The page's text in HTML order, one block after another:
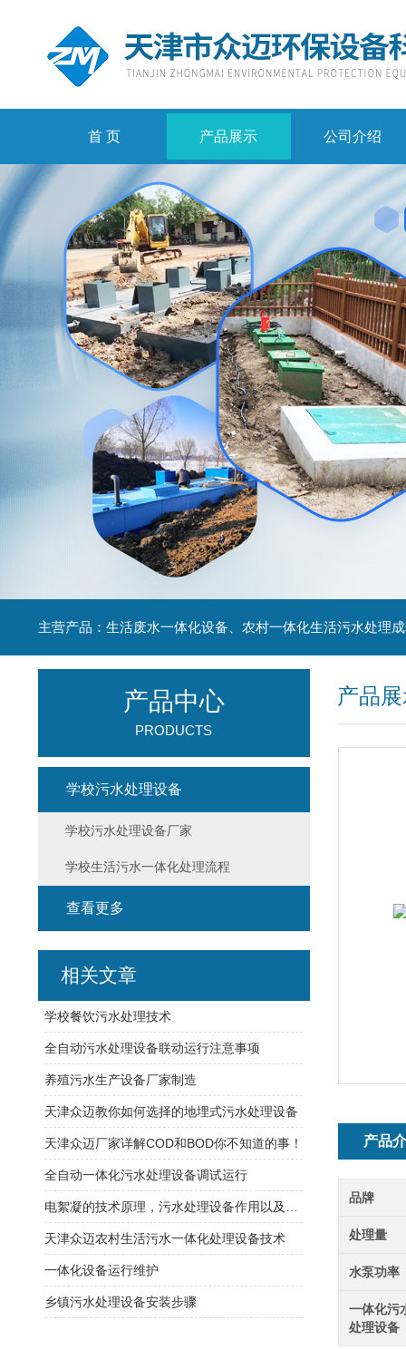
首 页 产品展示 公司介绍
主营产品：生活废水一体化设备、农村一体化生活污水处理
产品
产品
品牌
处理量
水泵功率
一体化污
处理设备
产品中心
PRODUCTS
学校污水处理设备
学校污水处理设备厂家
学校生活污水一体化处理流程
查看更多
相关文章
学校餐饮污水处理技术
全自动污水处理设备联动运行注意事项
养殖污水生产设备厂家制造
天津众迈教你如何选择的地埋式污水处理设备
天津众迈厂家详解COD和BOD你不知道的事！
全自动一体化污水处理设备调试运行
天津众迈农村生活污水一体化处理设备技术
一体化设备运行维护
乡镇污水处理设备安装步骤